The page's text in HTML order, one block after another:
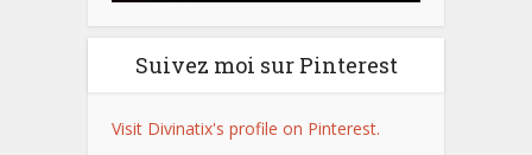
Suivez moi sur Pinterest
Visit Divinatix's profile on Pinterest.